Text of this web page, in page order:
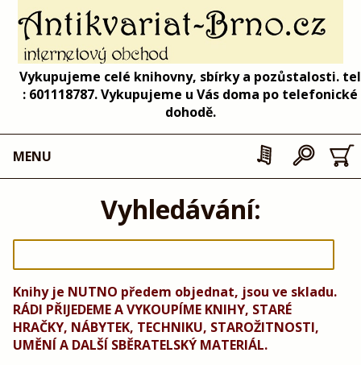
Vykupujeme celé knihovny, sbírky a pozůstalosti. tel
: 601118787. Vykupujeme u Vás doma po telefonické
dohodě.
MENU
Vyhledávání:
Knihy je NUTNO předem objednat, jsou ve skladu.
RÁDI PŘIJEDEME A VYKOUPÍME KNIHY, STARÉ
HRAČKY, NÁBYTEK, TECHNIKU, STAROŽITNOSTI,
UMĚNÍ A DALŠÍ SBĚRATELSKÝ MATERIÁL.